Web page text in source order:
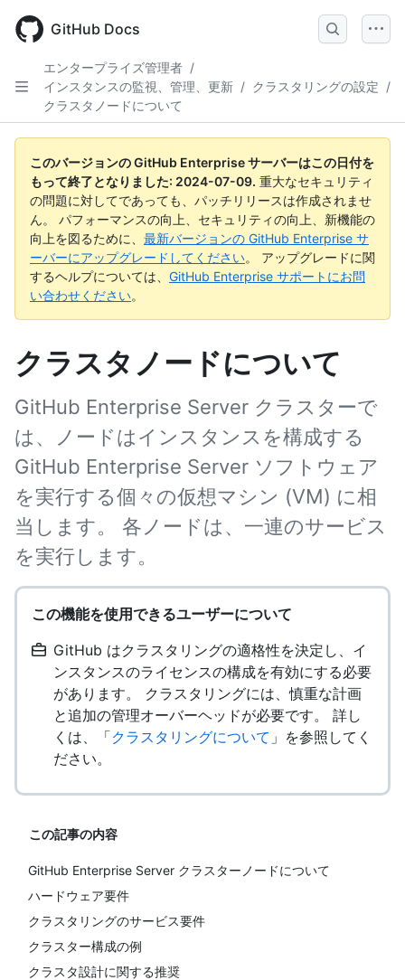
main
GitHub Docs
エンタープライズ管理者 /
インスタンスの監視、管理、更新 / クラスタリングの設定 /
クラスタノードについて
このバージョンの GitHub Enterprise サーバーはこの日付を
もって終了となりました: 2024-07-09. 重大なセキュリティ
の問題に対してであっても、パッチリリースは作成されませ
ん。 パフォーマンスの向上、セキュリティの向上、新機能の
向上を図るために、 最新バージョンの GitHub Enterprise サ
ーバーにアップグレードしてください。 アップグレードに関
するヘルプについては、 GitHub Enterprise サポートにお問
い合わせください。
クラスタノードについて
GitHub Enterprise Server クラスターで
は、ノードはインスタンスを構成する
GitHub Enterprise Server ソフトウェア
を実行する個々の仮想マシン (VM) に相
当します。 各ノードは、一連のサービス
を実行します。
この機能を使用できるユーザーについて
GitHub はクラスタリングの適格性を決定し、イ
ンスタンスのライセンスの構成を有効にする必要
があります。 クラスタリングには、慎重な計画
と追加の管理オーバーヘッドが必要です。 詳し
くは、「クラスタリングについて 」を参照してく
ださい。
この記事の内容
GitHub Enterprise Server クラスターノードについて
ハードウェア要件
クラスタリングのサービス要件
クラスター構成の例
クラスタ設計に関する推奨